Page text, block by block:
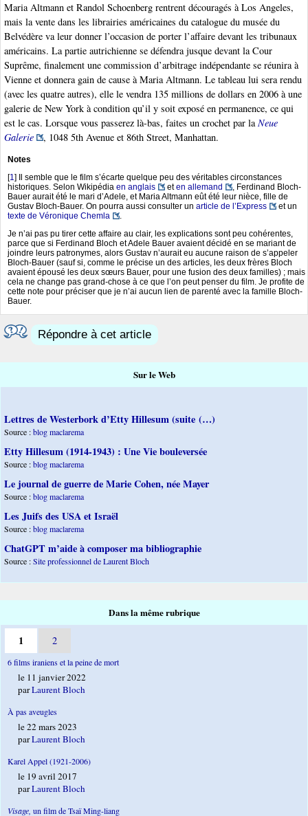
Maria Altmann et Randol Schoenberg rentrent découragés à Los Angeles,
mais la vente dans les librairies américaines du catalogue du musée du
Belvédère va leur donner l’occasion de porter l’affaire devant les tribunaux
américains. La partie autrichienne se défendra jusque devant la Cour
Suprême, finalement une commission d’arbitrage indépendante se réunira à
Vienne et donnera gain de cause à Maria Altmann. Le tableau lui sera rendu
(avec les quatre autres), elle le vendra 135 millions de dollars en 2006 à une
galerie de New York à condition qu’il y soit exposé en permanence, ce qui
est le cas. Lorsque vous passerez là-bas, faites un crochet par laNeue
Galerie
, 1048 5th Avenue et 86th Street, Manhattan.
Notes
[1 ] Il semble que le film s’écarte quelque peu des véritables circonstances
historiques. Selon Wikipédia en anglais eten allemand
, Ferdinand Bloch-
Bauer aurait été le mari d’Adele, et Maria Altmann eût été leur nièce, fille de
Gustav Bloch-Bauer. On pourra aussi consulter un article de l’Express
et un
texte de Véronique Chemla
Je n’ai pas pu tirer cette affaire au clair, les explications sont peu cohérentes,
parce que si Ferdinand Bloch et Adele Bauer avaient décidé en se mariant de
joindre leurs patronymes, alors Gustav n’aurait eu aucune raison de s’appeler
Bloch-Bauer (sauf si, comme le précise un des articles, les deux frères Bloch
avaient épousé les deux sœurs Bauer, pour une fusion des deux familles) ; mais
cela ne change pas grand-chose à ce que l’on peut penser du film. Je profite de
cette note pour préciser que je n’ai aucun lien de parenté avec la famille Bloch-
Bauer.
Répondre à cet article
Sur le Web
Lettres de Westerbork d’Etty Hillesum (suite (…)
Source :blog maclarema
Etty Hillesum (1914-1943) : Une Vie bouleversée
Source :blog maclarema
Le journal de guerre de Marie Cohen, née Mayer
Source :blog maclarema
Les Juifs des USA et Israël
Source :blog maclarema
ChatGPT m’aide à composer ma bibliographie
Source :Site professionnel de Laurent Bloch
Dans la même rubrique
1 2
6 films iraniens et la peine de mort
le 11 janvier 2022
parLaurent Bloch
À pas aveugles
le 22 mars 2023
parLaurent Bloch
Karel Appel (1921-2006)
le 19 avril 2017
parLaurent Bloch
Visage, un film de Tsaï Ming-liang